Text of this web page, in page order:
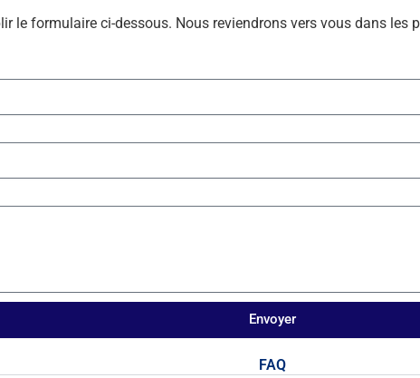
le formulaire ci-dessous. Nous reviendrons vers vous dans les
Envoyer
FAQ